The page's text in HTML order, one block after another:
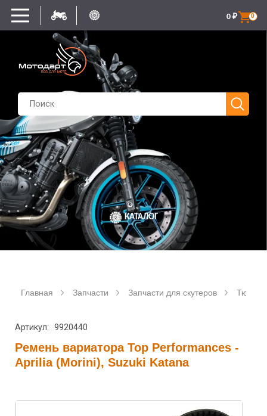
0
0 ₽
КАТАЛОГ
Главная Запчасти Запчасти для скутеров Тюнинг
Артикул: 9920440
Ремень вариатора Top Performances -
Aprilia (Morini), Suzuki Katana